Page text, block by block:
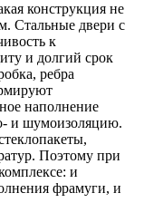
конструкция не
Стальные двери с
к
и долгий срок
ребра
наполнение
и шумоизоляцию.
Поэтому при
и
фрамуги, и